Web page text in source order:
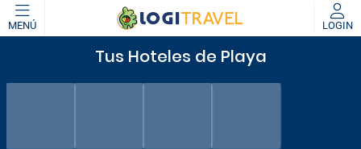
MENÚ LOGIN
Tus Hoteles de Playa